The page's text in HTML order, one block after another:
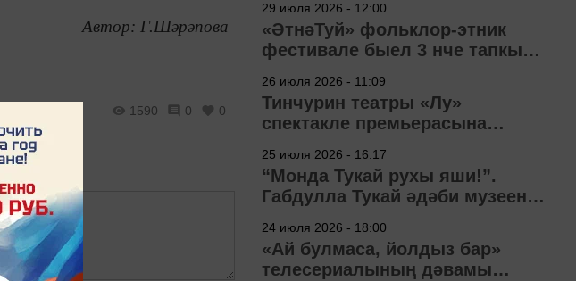
Автор: Г.Шәрәпова
1590 0 0
29 июля 2026 - 12:00
«ӘтнәТуй» фольклор-этник
фестивале быел 3 нче тапкыр
26 июля 2026 - 11:09
Тинчурин театры «Лу»
спектакле премьерасына
25 июля 2026 - 16:17
“Монда Тукай рухы яши!”.
Габдулла Тукай әдәби музеена
24 июля 2026 - 18:00
«Ай булмаса, йолдыз бар»
телесериалының дәвамы